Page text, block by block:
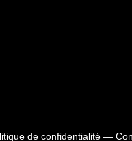
de confidentialité —